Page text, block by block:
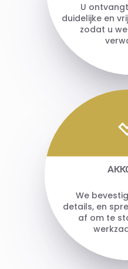
U
duidelijke en
zodat u
We
details, en
af om te